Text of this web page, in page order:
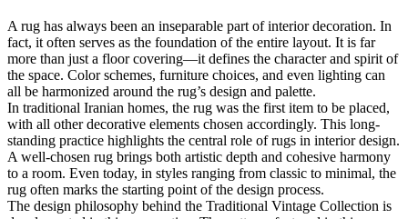
A rug has always been an inseparable part of interior decoration. In
fact, it often serves as the foundation of the entire layout. It is far
more than just a floor covering—it defines the character and spirit of
the space. Color schemes, furniture choices, and even lighting can
all be harmonized around the rug’s design and palette.
In traditional Iranian homes, the rug was the first item to be placed,
with all other decorative elements chosen accordingly. This long-
standing practice highlights the central role of rugs in interior design.
A well-chosen rug brings both artistic depth and cohesive harmony
to a room. Even today, in styles ranging from classic to minimal, the
rug often marks the starting point of the design process.
The design philosophy behind the Traditional Vintage Collection is